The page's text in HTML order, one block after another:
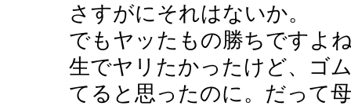
さすがにそれはないか。
でもヤッたもの勝ちですよ
生でヤリたかったけど、ゴ
てると思ったのに。だって